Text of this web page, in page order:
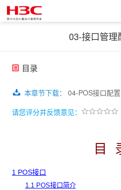
03-接口管理
目录
本章节下载： 04-POS接口配置
请您评分并反馈意见：
目
1 POS接口
1.1 POS接口简介